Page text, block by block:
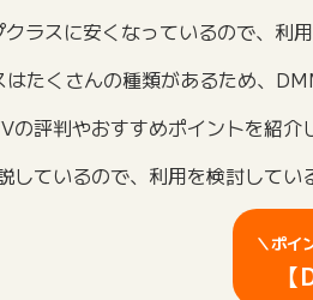
ラスに安くなっているので、利
たくさんの種類があるため、
評判やおすすめポイントを紹介
ているので、利用を検討してい
＼ポイ